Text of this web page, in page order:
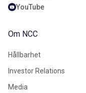
YouTube
Om NCC
Hållbarhet
Investor Relations
Media